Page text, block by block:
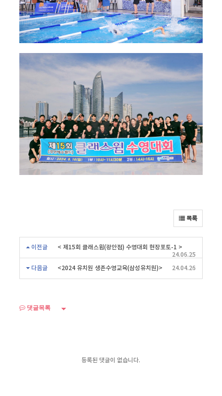
목록
이전글
< 제15회 클래스윔(광안점) 수영대회 현장포토-1 >
24.06.25
다음글
<2024 유치원 생존수영교육(삼성유치원)> 24.04.26
댓글목록
등록된 댓글이 없습니다.